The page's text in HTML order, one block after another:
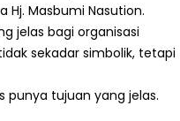
Hj. Masbumi Nasution.
jelas bagi organisasi
sekadar simbolik, tetapi
punya tujuan yang jelas.